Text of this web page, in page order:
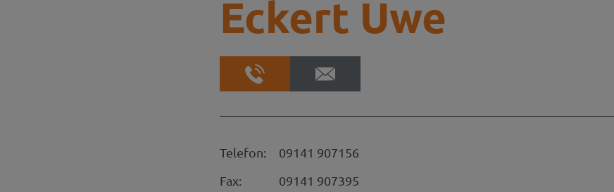
Eckert Uwe
Telefon:
09141 907156
Fax:
09141 907395